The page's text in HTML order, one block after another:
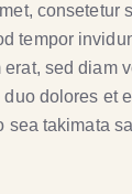
consetetur
tempor
sed diam
dolores et
sea takimata